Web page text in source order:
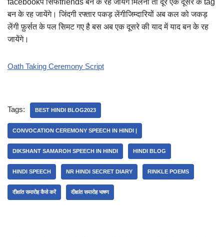
facebookपे सिर्फfriends बन के रह जायेंगे मिलना तो दूर एक दूसरे के tag
बन के रह जायेंगे। जिंदगी रफ्तार पकड़ लेंगीजिम्दारियों अब कल को जकड़
लेंगी फ़ुर्सत के पल सिमट गए है बस अब एक दूसरे की याद में याद बन के रह
जायेंगे।
Oath Taking Ceremony Script
Tags: BEST HINDI BLOG2023
CONVOCATION CEREMONY SPEECH IN HINDI |
DIKSHANT SAMAROH SPEECH IN HINDI HINDI BLOG
HINDI SPEECH NR HINDI SECRET DIARY RINKLE POEMS
दीक्षांत समारोह कैसे करें दीक्षांत समारोह भाषण